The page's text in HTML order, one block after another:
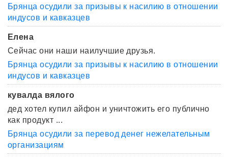
Брянца осудили за призывы к насилию в отношении
индусов и кавказцев
Елена
Сейчас они наши наилучшие друзья.
Брянца осудили за призывы к насилию в отношении
индусов и кавказцев
кувалда вялого
дед хотел купил айфон и уничтожить его публично
как продукт ...
Брянца осудили за перевод денег нежелательным
организациям